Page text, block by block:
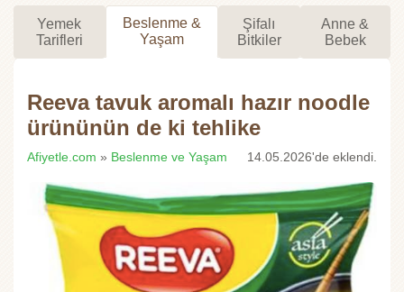
Yemek
Tarifleri
Beslenme &
Yaşam
Şifalı
Bitkiler
Anne &
Bebek
Reeva tavuk aromalı hazır noodle
ürününün de ki tehlike
Afiyetle.com » Beslenme ve Yaşam 14.05.2026'de eklendi.